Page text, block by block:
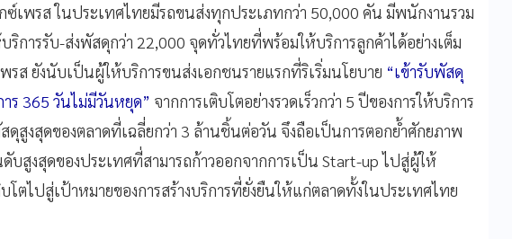
เพรส ในประเทศไทยมีรถขนส่งทุกประเภทกว่า 50,000 คัน มีพนักงานรวม
ริการรับ-ส่งพัสดุกว่า 22,000 จุดทั่วไทยที่พร้อมให้บริการลูกค้าได้อย่างเต็ม
ส ยังนับเป็นผู้ให้บริการขนส่งเอกชนรายแรกที่ริเริ่มนโยบาย “เข้ารับพัสดุ
ร 365 วันไม่มีวันหยุด” จากการเติบโตอย่างรวดเร็วกว่า 5 ปีของการให้บริการ
ดุสูงสุดของตลาดที่เฉลี่ยกว่า 3 ล้านชิ้นต่อวัน จึงถือเป็นการตอกย้ำศักยภาพ
บสูงสุดของประเทศที่สามารถก้าวออกจากการเป็น Start-up ไปสู่ผู้ให้
โตไปสู่เป้าหมายของการสร้างบริการที่ยั่งยืนให้แก่ตลาดทั้งในประเทศไทย